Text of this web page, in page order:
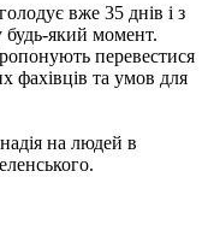
вже 35 днів і з
який момент.
перевестися
фахівців та умов для
на людей в